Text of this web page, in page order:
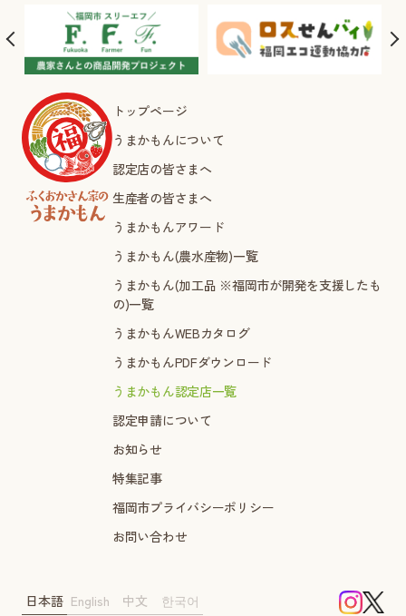
トップページ
うまかもんについて
認定店の皆さまへ
生産者の皆さまへ
うまかもんアワード
うまかもん(農水産物)一覧
うまかもん(加工品 ※福岡市が開発を支援したも
の)一覧
うまかもんWEBカタログ
うまかもんPDFダウンロード
うまかもん認定店一覧
認定申請について
お知らせ
特集記事
福岡市プライバシーポリシー
お問い合わせ
日本語 English 中文 한국어